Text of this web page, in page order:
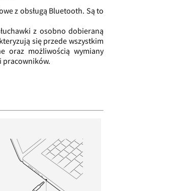
z obsługą Bluetooth. Są to
z osobno dobieraną
się przede wszystkim
oraz możliwością wymiany
pracowników.